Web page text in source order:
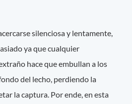
silenciosa y lentamente,
ya que cualquier
hace que embullan a los
del lecho, perdiendo la
la captura. Por ende, en esta